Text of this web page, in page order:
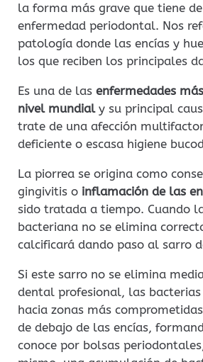
la forma más grave que tiene
enfermedad periodontal. Nos
patología donde las encías y
los que reciben los principales
Es una de las enfermedades
nivel mundialy su principal
trate de una afección
deficiente o escasa higiene
La piorrea se origina como
gingivitis o inflamación de las
sido tratada a tiempo. Cuando
bacteriana no se elimina
calcificará dando paso al sarro
Si este sarro no se elimina
dental profesional, las bacterias
hacia zonas más
de debajo de las encías,
conoce por bolsas